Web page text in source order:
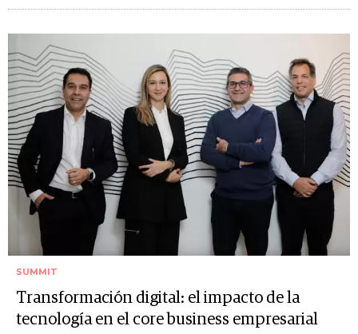
SUMMIT
Transformación digital: el impacto de la
tecnología en el core business empresarial